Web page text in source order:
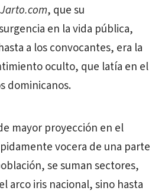
, que su
en la vida pública,
a los convocantes, era la
oculto, que latía en el
dominicanos.
mayor proyección en el
vocera de una parte
se suman sectores,
arco iris nacional, sino hasta